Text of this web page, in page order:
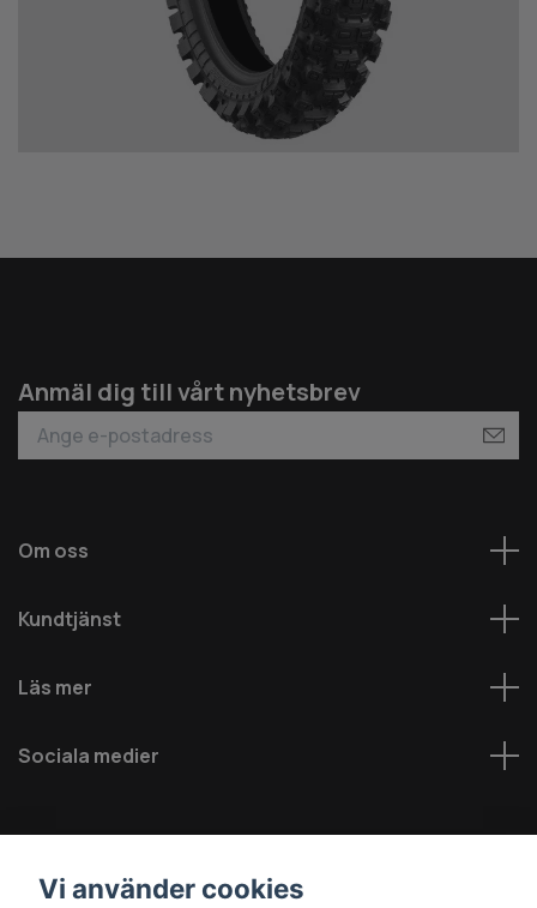
Anmäl dig till vårt nyhetsbrev
Om oss
Kundtjänst
Läs mer
Sociala medier
Vi använder cookies